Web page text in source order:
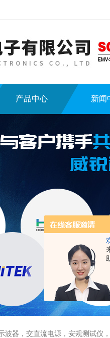
产品中心 新闻
交直流电源，安规测试仪，网络分